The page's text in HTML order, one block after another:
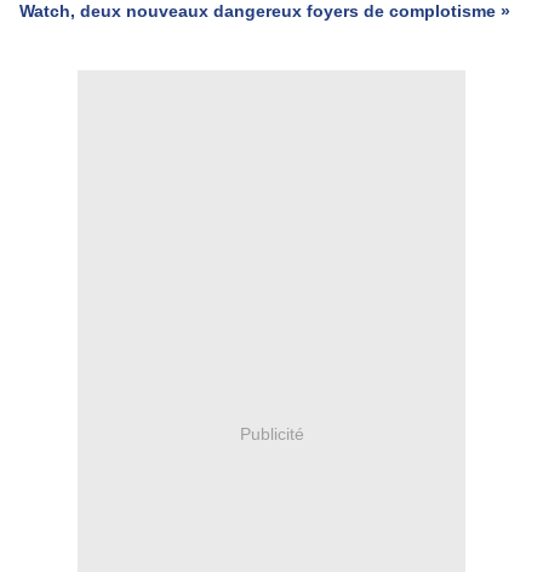
Watch, deux nouveaux dangereux foyers de complotisme »
Publicité